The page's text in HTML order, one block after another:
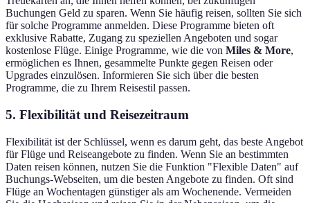
Buchungen Geld zu sparen. Wenn Sie häufig reisen, sollten Sie sich
für solche Programme anmelden. Diese Programme bieten oft
exklusive Rabatte, Zugang zu speziellen Angeboten und sogar
kostenlose Flüge. Einige Programme, wie die von Miles & More,
ermöglichen es Ihnen, gesammelte Punkte gegen Reisen oder
Upgrades einzulösen. Informieren Sie sich über die besten
Programme, die zu Ihrem Reisestil passen.
5. Flexibilität und Reisezeitraum
Flexibilität ist der Schlüssel, wenn es darum geht, das beste Angebot
für Flüge und Reiseangebote zu finden. Wenn Sie an bestimmten
Daten reisen können, nutzen Sie die Funktion "Flexible Daten" auf
Buchungs-Webseiten, um die besten Angebote zu finden. Oft sind
Flüge an Wochentagen günstiger als am Wochenende. Vermeiden